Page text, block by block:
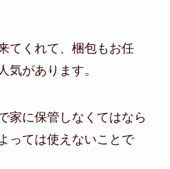
てくれて、梱包もお任
気があります。
家に保管しなくてはなら
っては使えないことで